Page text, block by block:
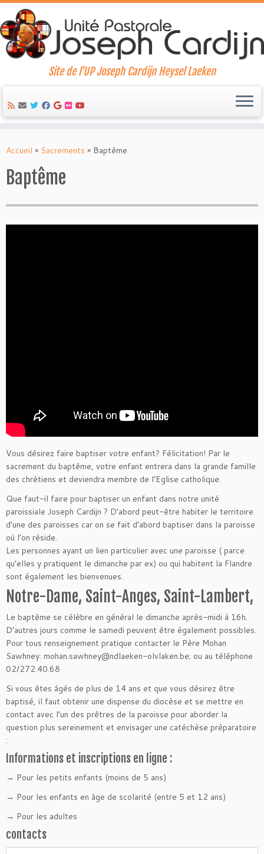
to
Site de l'UP Joseph Cardijn Heysel Laeken
Accueil » Sacrements » Baptême
Baptême
Vous désirez faire baptiser votre enfant? Félicitation! Par le
sacrement du baptême, votre enfant entrera dans la grande famille
des chrétiens et deviendra membre de l’Eglise catholique.
Que faut-il faire pour baptiser un enfant dans notre unité
paroissiale Joseph Cardijn ? D’abord peut-être habiter le territoire
d’une des paroisses car on se fait d’abord baptiser dans la paroisse
où l’on réside.
Les personnes ayant un lien particulier avec une paroisse ( parce
qu’elles y pratiquent le dimanche par ex) ou qui habitent la Flandre
sont également les bienvenues.
Notre-Dame, Saint-Anges, Saint-Lambert,
Le baptême se célèbre en général le dimanche après-midi à 16h.
D’autres jours comme le samedi peuvent être également possibles.
Pour tous renseignement pratique contacter le Père Mohan
Sawhney: mohan.sawhney@ndlaeken-olvlaken.be; ou au téléphone
02/272.40.68
Si vous êtes âgés de plus de 14 ans et que vous désirez être
baptisé, il faut obtenir une dispense du diocèse et se mettre en
contact avec l’un des prêtres de la paroisse pour aborder la
question plus sereinement et envisager une catéchèse préparatoire
:
Informations et inscriptions en ligne :
→ Pour les petits enfants (moins de 5 ans)
→ Pour les enfants en âge de scolarité (entre 5 et 12 ans)
→ Pour les adultes
contacts